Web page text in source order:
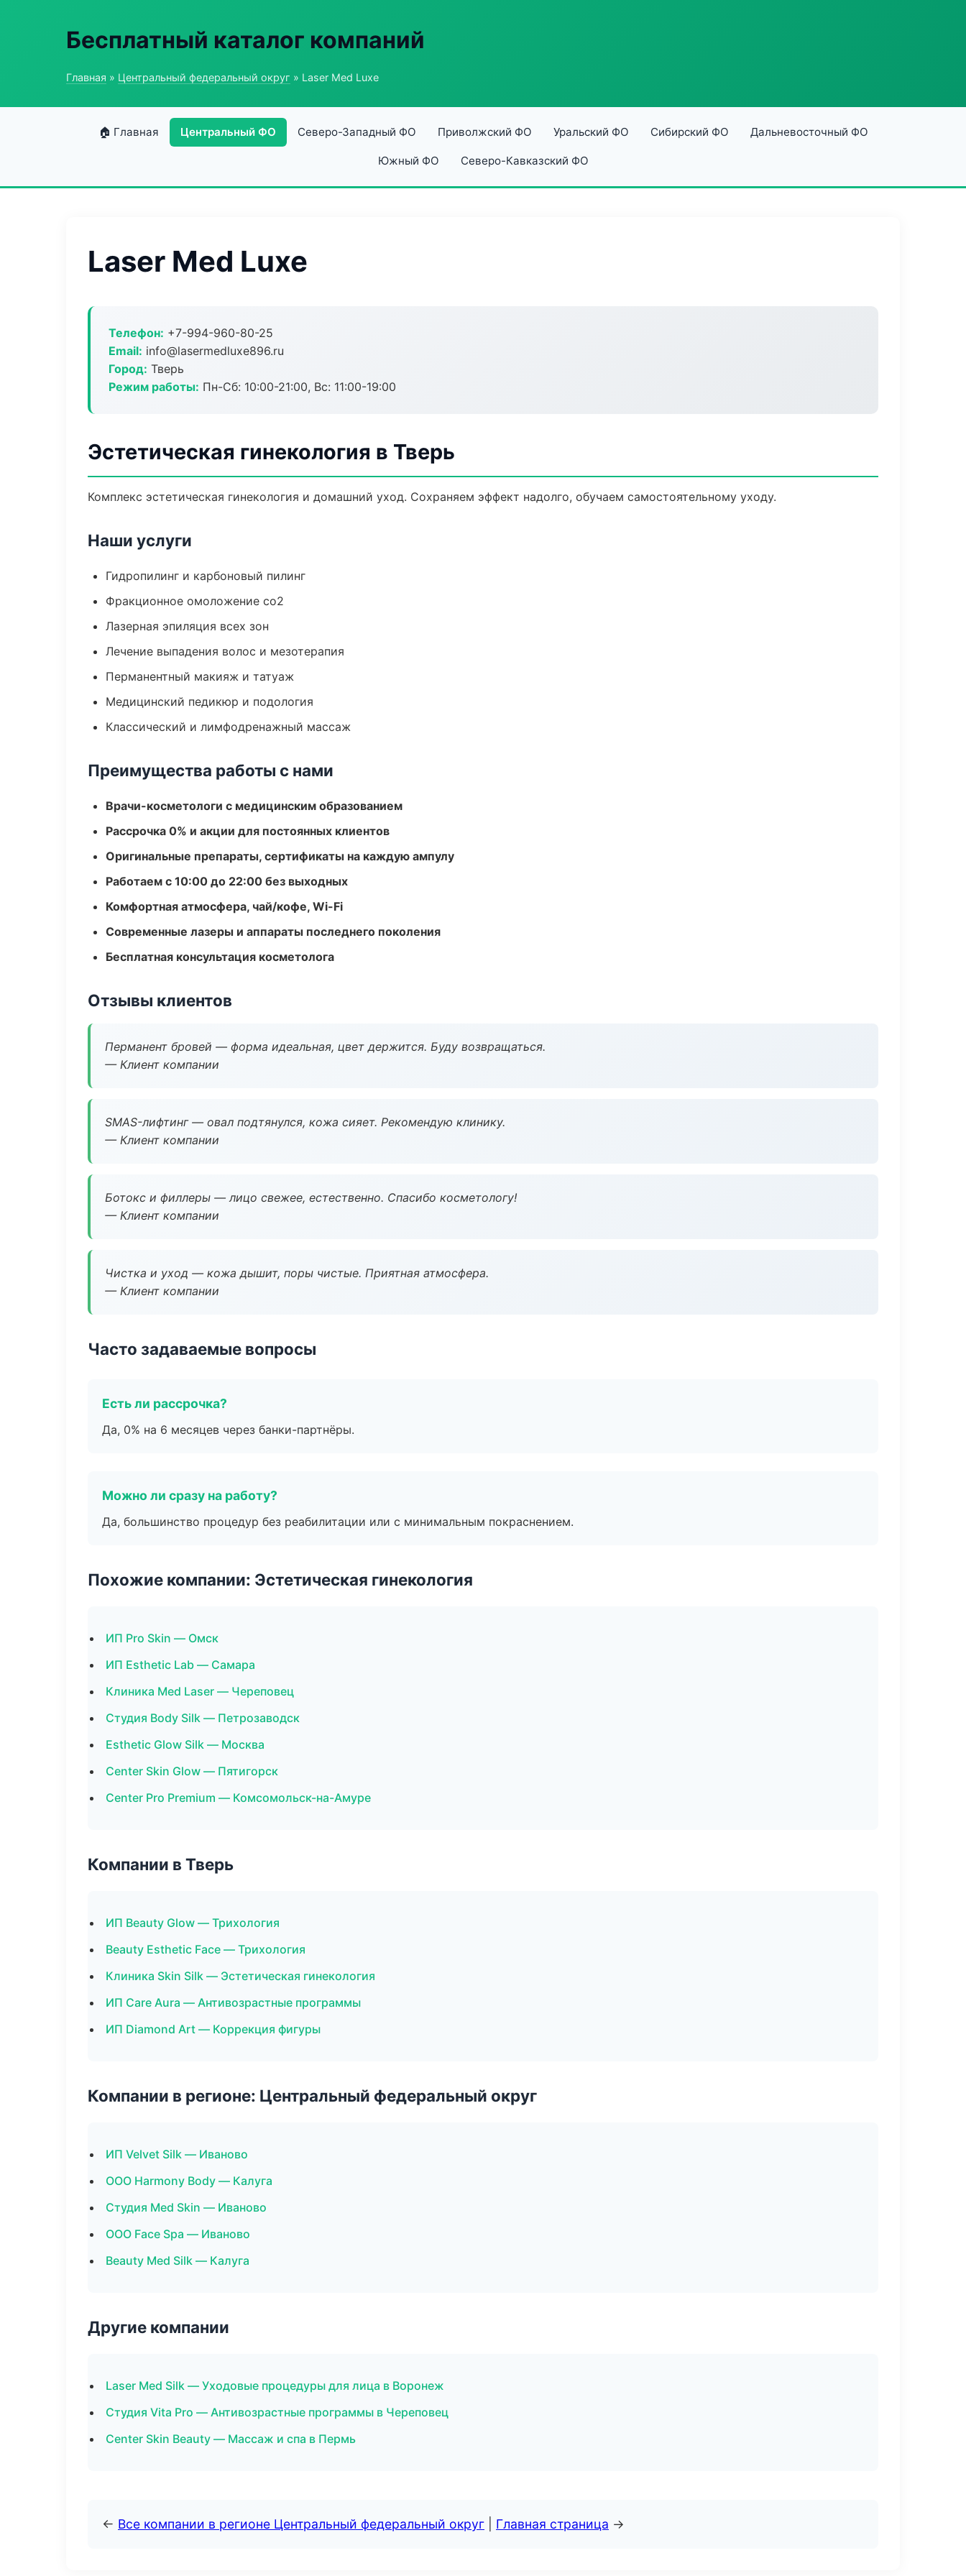
Бесплатный каталог компаний
Главная » Центральный федеральный округ » Laser Med Luxe
🏠 Главная Центральный ФО Северо-Западный ФО Приволжский ФО Уральский ФО Сибирский ФО Дальневосточный ФО
Южный ФО Северо-Кавказский ФО
Laser Med Luxe
Телефон: +7-994-960-80-25
Email: info@lasermedluxe896.ru
Город: Тверь
Режим работы: Пн-Сб: 10:00-21:00, Вс: 11:00-19:00
Эстетическая гинекология в Тверь
Комплекс эстетическая гинекология и домашний уход. Сохраняем эффект надолго, обучаем самостоятельному уходу.
Наши услуги
Гидропилинг и карбоновый пилинг
Фракционное омоложение co2
Лазерная эпиляция всех зон
Лечение выпадения волос и мезотерапия
Перманентный макияж и татуаж
Медицинский педикюр и подология
Классический и лимфодренажный массаж
Преимущества работы с нами
Врачи-косметологи с медицинским образованием
Рассрочка 0% и акции для постоянных клиентов
Оригинальные препараты, сертификаты на каждую ампулу
Работаем с 10:00 до 22:00 без выходных
Комфортная атмосфера, чай/кофе, Wi-Fi
Современные лазеры и аппараты последнего поколения
Бесплатная консультация косметолога
Отзывы клиентов
Перманент бровей — форма идеальная, цвет держится. Буду возвращаться.
— Клиент компании
SMAS-лифтинг — овал подтянулся, кожа сияет. Рекомендую клинику.
— Клиент компании
Ботокс и филлеры — лицо свежее, естественно. Спасибо косметологу!
— Клиент компании
Чистка и уход — кожа дышит, поры чистые. Приятная атмосфера.
— Клиент компании
Часто задаваемые вопросы
Есть ли рассрочка?
Да, 0% на 6 месяцев через банки-партнёры.
Можно ли сразу на работу?
Да, большинство процедур без реабилитации или с минимальным покраснением.
Похожие компании: Эстетическая гинекология
ИП Pro Skin — Омск
ИП Esthetic Lab — Самара
Клиника Med Laser — Череповец
Студия Body Silk — Петрозаводск
Esthetic Glow Silk — Москва
Center Skin Glow — Пятигорск
Center Pro Premium — Комсомольск-на-Амуре
Компании в Тверь
ИП Beauty Glow — Трихология
Beauty Esthetic Face — Трихология
Клиника Skin Silk — Эстетическая гинекология
ИП Care Aura — Антивозрастные программы
ИП Diamond Art — Коррекция фигуры
Компании в регионе: Центральный федеральный округ
ИП Velvet Silk — Иваново
ООО Harmony Body — Калуга
Студия Med Skin — Иваново
ООО Face Spa — Иваново
Beauty Med Silk — Калуга
Другие компании
Laser Med Silk — Уходовые процедуры для лица в Воронеж
Студия Vita Pro — Антивозрастные программы в Череповец
Center Skin Beauty — Массаж и спа в Пермь
← Все компании в регионе Центральный федеральный округ Главная страница →